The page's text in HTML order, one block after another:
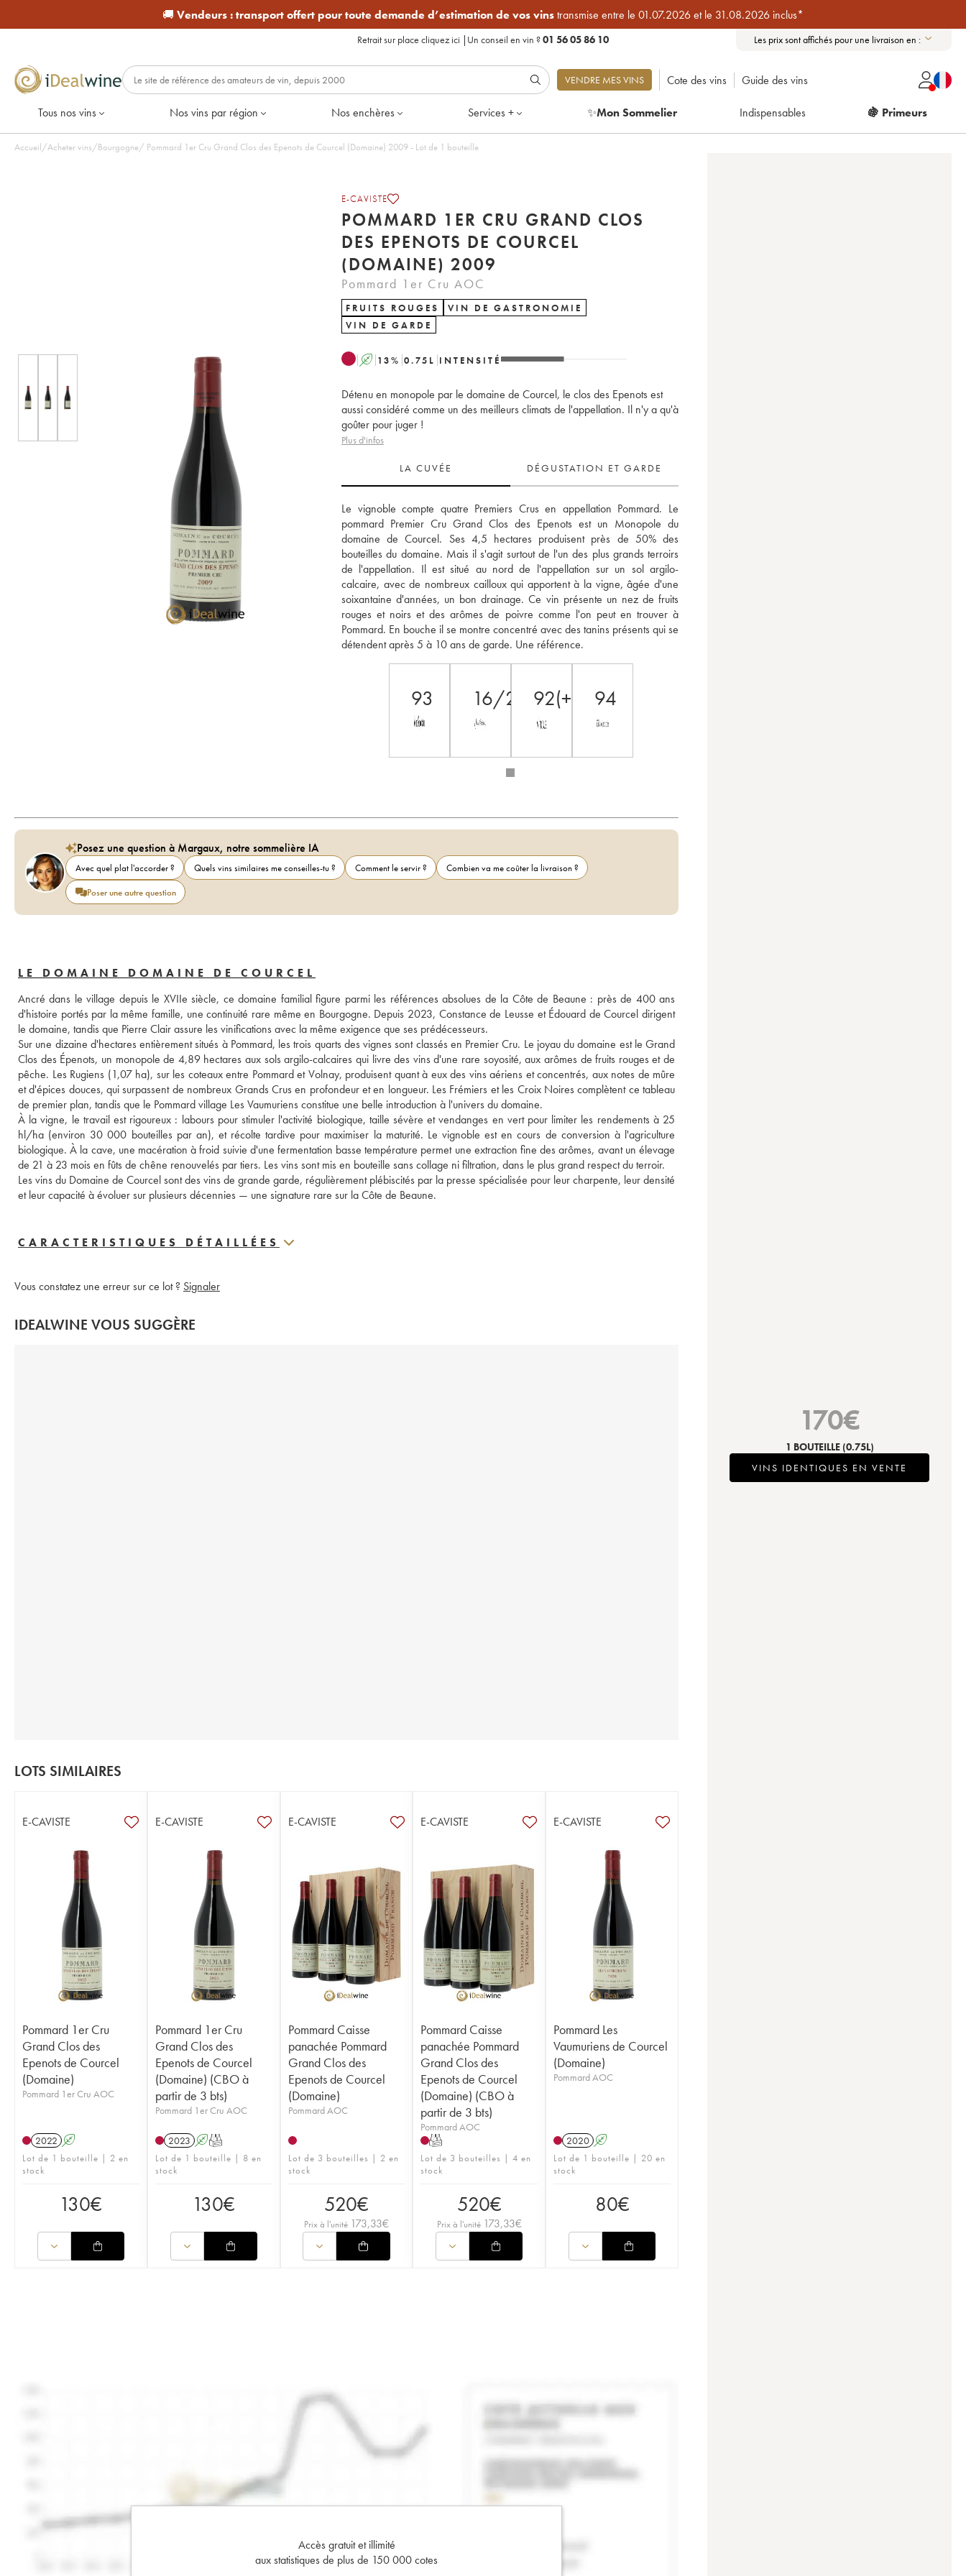
🚚 Vendeurs :transport offert pour toute demande d’estimation de vos vinstransmise entre le 01.07.2026 et le 31.08.2026 inclus*
Retrait sur place cliquez ici | Un conseil en vin ?01 56 05 86 10 Les prix sont affichés pour une livraison en :
VENDRE MES VINS Cote des vins Guide des vins
Tous nos vins Nos vins par région Nos enchères Services + ✨Mon Sommelier Indispensables 🍇 Primeurs
Accueil/Acheter vins/Bourgogne/ Pommard 1er Cru Grand Clos des Epenots de Courcel (Domaine) 2009 - Lot de 1 bouteille
E-CAVISTE
POMMARD 1ER CRU GRAND CLOS
DES EPENOTS DE COURCEL
(DOMAINE) 2009
Pommard 1er Cru AOC
FRUITS ROUGES
VIN DE GASTRONOMIE
VIN DE GARDE
A 13% 0.75 L INTENSITÉ
Détenu en monopole par le domaine de Courcel, le clos des Epenots est
aussi considéré comme un des meilleurs climats de l'appellation. Il n'y a qu'à
goûter pour juger !
Plus d'infos
LA CUVÉE DÉGUSTATION ET GARDE
Le vignoble compte quatre Premiers Crus en appellation Pommard. Le
pommard Premier Cru Grand Clos des Epenots est un Monopole du
domaine de Courcel. Ses 4,5 hectares produisent près de 50% des
bouteilles du domaine. Mais il s'agit surtout de l'un des plus grands terroirs
de l'appellation. Il est situé au nord de l'appellation sur un sol argilo-
calcaire, avec de nombreux cailloux qui apportent à la vigne, âgée d'une
soixantaine d'années, un bon drainage. Ce vin présente un nez de fruits
rouges et noirs et des arômes de poivre comme l'on peut en trouver à
Pommard. En bouche il se montre concentré avec des tanins présents qui se
détendent après 5 à 10 ans de garde. Une référence.
93 16/20 92(+)/100
94
Posez une question à Margaux, notre sommelière IA
Avec quel plat l'accorder ? Quels vins similaires me conseilles-tu ? Comment le servir ?
Combien va me coûter la livraison ?
Poser une autre question
LE DOMAINE DOMAINE DE COURCEL
Ancré dans le village depuis le XVIIe siècle, ce domaine familial figure parmi les références absolues de la Côte de Beaune : près de 400 ans
d'histoire portés par la même famille, une continuité rare même en Bourgogne. Depuis 2023, Constance de Leusse et Édouard de Courcel dirigent
le domaine, tandis que Pierre Clair assure les vinifications avec la même exigence que ses prédécesseurs.
Sur une dizaine d'hectares entièrement situés à Pommard, les trois quarts des vignes sont classés en Premier Cru. Le joyau du domaine est le Grand
Clos des Épenots, un monopole de 4,89 hectares aux sols argilo-calcaires qui livre des vins d'une rare soyosité, aux arômes de fruits rouges et de
pêche. Les Rugiens (1,07 ha), sur les coteaux entre Pommard et Volnay, produisent quant à eux des vins aériens et concentrés, aux notes de mûre
et d'épices douces, qui surpassent de nombreux Grands Crus en profondeur et en longueur. Les Frémiers et les Croix Noires complètent ce tableau
de premier plan, tandis que le Pommard village Les Vaumuriens constitue une belle introduction à l'univers du domaine.
À la vigne, le travail est rigoureux : labours pour stimuler l'activité biologique, taille sévère et vendanges en vert pour limiter les rendements à 25
hl/ha (environ 30 000 bouteilles par an), et récolte tardive pour maximiser la maturité. Le vignoble est en cours de conversion à l'agriculture
biologique. À la cave, une macération à froid suivie d'une fermentation basse température permet une extraction fine des arômes, avant un élevage
de 21 à 23 mois en fûts de chêne renouvelés par tiers. Les vins sont mis en bouteille sans collage ni filtration, dans le plus grand respect du terroir.
Les vins du Domaine de Courcel sont des vins de grande garde, régulièrement plébiscités par la presse spécialisée pour leur charpente, leur densité
et leur capacité à évoluer sur plusieurs décennies — une signature rare sur la Côte de Beaune.
CARACTERISTIQUES DÉTAILLÉES
Vous constatez une erreur sur ce lot ? Signaler
IDEALWINE VOUS SUGGÈRE
LOTS SIMILAIRES
E-CAVISTE
Pommard 1er Cru
Grand Clos des
Epenots de Courcel
(Domaine)
Pommard 1er Cru AOC
2022 A
Lot de 1 bouteille | 2 en
stock
130€
E-CAVISTE
Pommard 1er Cru
Grand Clos des
Epenots de Courcel
(Domaine) (CBO à
partir de 3 bts)
Pommard 1er Cru AOC
2023 AT
Lot de 1 bouteille | 8 en
stock
130€
E-CAVISTE
Pommard Caisse
panachée Pommard
Grand Clos des
Epenots de Courcel
(Domaine)
Pommard AOC
Lot de 3 bouteilles | 2 en
stock
520€
Prix à l'unité 173,33€
E-CAVISTE
Pommard Caisse
panachée Pommard
Grand Clos des
Epenots de Courcel
(Domaine) (CBO à
partir de 3 bts)
Pommard AOC
T
Lot de 3 bouteilles | 4 en
stock
520€
Prix à l'unité 173,33€
E-CAVISTE
Pommard Les
Vaumuriens de Courcel
(Domaine)
Pommard AOC
2020 A
Lot de 1 bouteille | 20 en
stock
80€
Accès gratuit et illimité
aux statistiques de plus de 150 000 cotes
170€
1 BOUTEILLE (0.75L)
VINS IDENTIQUES EN VENTE